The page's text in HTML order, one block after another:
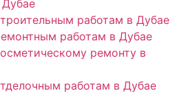
работам в Дубае
работам в Дубае
ремонту в
работам в Дубае